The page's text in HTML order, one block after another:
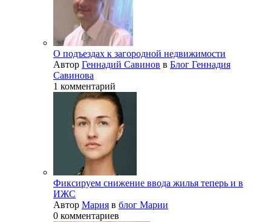
О подъездах к загородной недвижимости
Автор Геннадий Савинов в Блог Геннадия
Савинова
1 комментарий
Фиксируем снижение ввода жилья теперь и в
ИЖС
Автор Мария в блог Марии
0 комментариев